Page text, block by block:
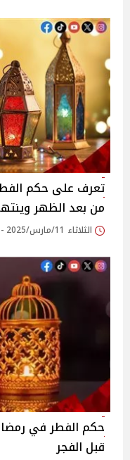
تعرف على حكم
من بعد الظهر
الثلاثاء 11/مارس/2025 - 11:42 ص
حكم الفطر في
قبل الفجر